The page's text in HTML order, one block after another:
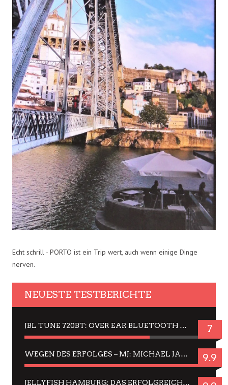
Echt schrill - PORTO ist ein Trip wert, auch wenn einige Dinge
nerven.
NEUESTE TESTBERICHTE
JBL TUNE 720BT: OVER EAR BLUETOOTH KOPFHÖRER UM DIE 50,-€ IM DAUER-TEST 7
WEGEN DES ERFOLGES – MJ: MICHAEL JACKSON MUSICAL IN EINER MATINEE SEHEN 9.9
JELLYFISH HAMBURG: DAS ERFOLGREICHE SOMMER-MENÜ 2025 IN GEFÜHLEN UND BILDERN